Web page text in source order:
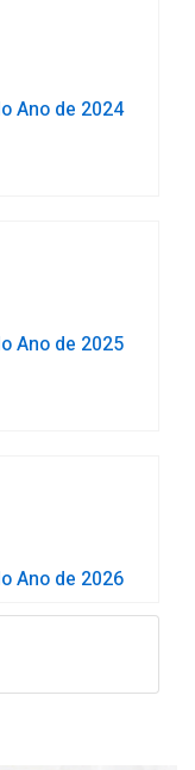
Ano de 2024
Ano de 2025
Ano de 2026